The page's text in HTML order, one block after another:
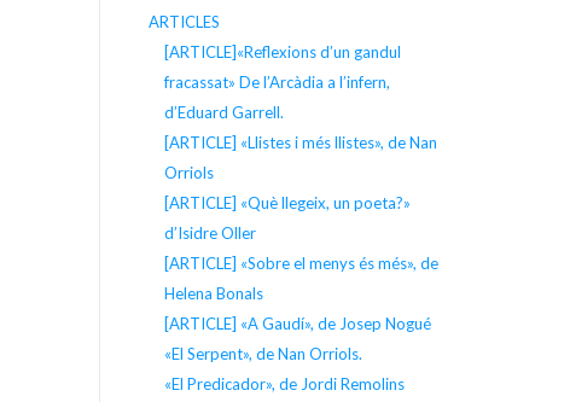
ARTICLES
[ARTICLE]«Reflexions d’un gandul
fracassat» De l’Arcàdia a l’infern,
d’Eduard Garrell.
[ARTICLE] «Llistes i més llistes», de Nan
Orriols
[ARTICLE] «Què llegeix, un poeta?»
d’Isidre Oller
[ARTICLE] «Sobre el menys és més», de
Helena Bonals
[ARTICLE] «A Gaudí», de Josep Nogué
«El Serpent», de Nan Orriols.
«El Predicador», de Jordi Remolins